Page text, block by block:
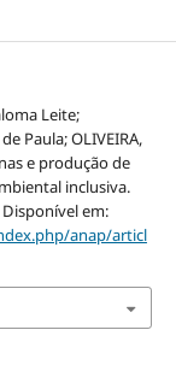
Leite;
Paula; OLIVEIRA,
e produção de
inclusiva.
Disponível em:
anap/articl